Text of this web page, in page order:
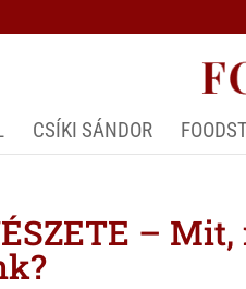
CSÍKI SÁNDOR
–